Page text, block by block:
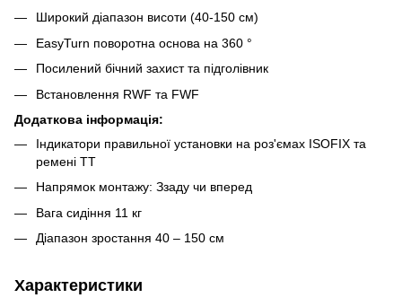
Широкий діапазон висоти (40-150 см)
EasyTurn поворотна основа на 360 °
Посилений бічний захист та підголівник
Встановлення RWF та FWF
Додаткова інформація:
Індикатори правильної установки на роз'ємах ISOFIX та
ремені ТТ
Напрямок монтажу: Ззаду чи вперед
Вага сидіння 11 кг
Діапазон зростання 40 – 150 см
Характеристики